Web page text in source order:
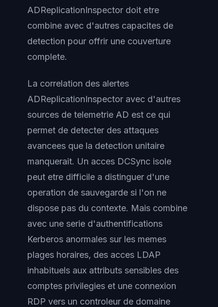
ADReplicationInspector doit etre
combine avec d'autres capacites de
detection pour offrir une couverture
complete.
La correlation des alertes
ADReplicationInspector avec d'autres
sources de telemetrie AD est ce qui
permet de detecter des attaques
avancees que la detection unitaire
manquerait. Un acces DCSync isole
peut etre difficile a distinguer d'une
operation de sauvegarde si l'on ne
dispose pas du contexte. Mais combine
avec une serie d'authentifications
Kerberos anormales sur les memes
plages horaires, des acces LDAP
inhabituels aux attributs sensibles des
comptes privilegies et une connexion
RDP vers un controleur de domaine